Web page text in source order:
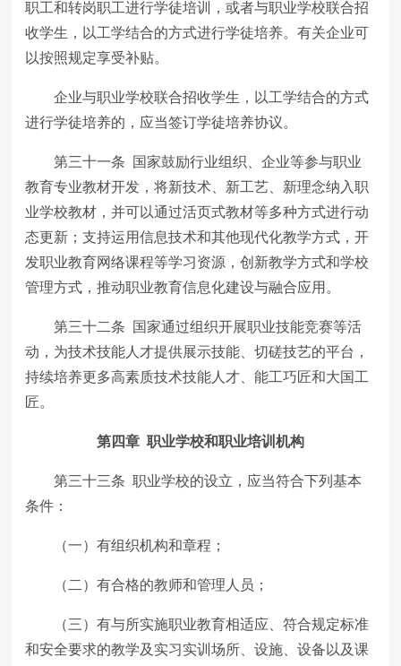
职工和转岗职工进行学徒培训，或者与职业学校联合招
收学生，以工学结合的方式进行学徒培养。有关企业可
以按照规定享受补贴。
企业与职业学校联合招收学生，以工学结合的方式
进行学徒培养的，应当签订学徒培养协议。
第三十一条 国家鼓励行业组织、企业等参与职业
教育专业教材开发，将新技术、新工艺、新理念纳入职
业学校教材，并可以通过活页式教材等多种方式进行动
态更新；支持运用信息技术和其他现代化教学方式，开
发职业教育网络课程等学习资源，创新教学方式和学校
管理方式，推动职业教育信息化建设与融合应用。
第三十二条 国家通过组织开展职业技能竞赛等活
动，为技术技能人才提供展示技能、切磋技艺的平台，
持续培养更多高素质技术技能人才、能工巧匠和大国工
匠。
第四章 职业学校和职业培训机构
第三十三条 职业学校的设立，应当符合下列基本
条件：
（一）有组织机构和章程；
（二）有合格的教师和管理人员；
（三）有与所实施职业教育相适应、符合规定标准
和安全要求的教学及实习实训场所、设施、设备以及课